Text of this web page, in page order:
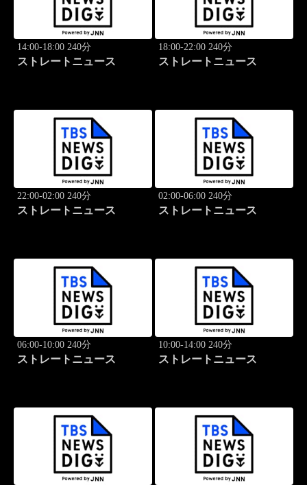
14:00-18:00 240分
ストレートニュース
18:00-22:00 240分
ストレートニュース
22:00-02:00 240分
ストレートニュース
02:00-06:00 240分
ストレートニュース
06:00-10:00 240分
ストレートニュース
10:00-14:00 240分
ストレートニュース